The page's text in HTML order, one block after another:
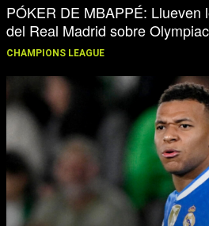
PÓKER DE MBAPPÉ: Llueven
del Real Madrid sobre
CHAMPIONS LEAGUE